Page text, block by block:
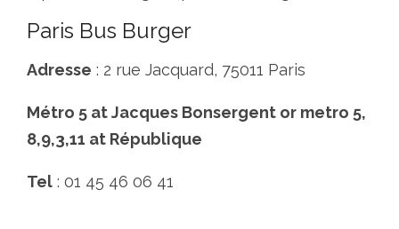
Paris Bus Burger
Adresse : 2 rue Jacquard, 75011 Paris
Métro 5 at Jacques Bonsergent or metro 5,
8,9,3,11 at République
Tel : 01 45 46 06 41